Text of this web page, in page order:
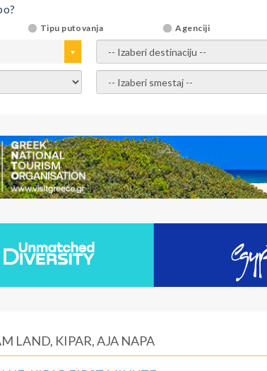
Tipu putovanja Agenciji
- izaberi destinaciju -
- Izaberite smestaj -
LAND, KIPAR, AJA NAPA